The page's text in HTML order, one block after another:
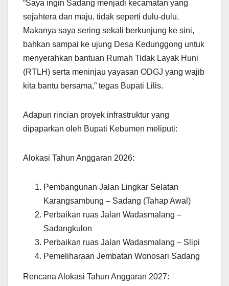
“Saya ingin Sadang menjadi kecamatan yang
sejahtera dan maju, tidak seperti dulu-dulu.
Makanya saya sering sekali berkunjung ke sini,
bahkan sampai ke ujung Desa Kedunggong untuk
menyerahkan bantuan Rumah Tidak Layak Huni
(RTLH) serta meninjau yayasan ODGJ yang wajib
kita bantu bersama,” tegas Bupati Lilis.
Adapun rincian proyek infrastruktur yang
dipaparkan oleh Bupati Kebumen meliputi:
Alokasi Tahun Anggaran 2026:
Pembangunan Jalan Lingkar Selatan
Karangsambung – Sadang (Tahap Awal)
Perbaikan ruas Jalan Wadasmalang –
Sadangkulon
Perbaikan ruas Jalan Wadasmalang – Slipi
Pemeliharaan Jembatan Wonosari Sadang
Rencana Alokasi Tahun Anggaran 2027: